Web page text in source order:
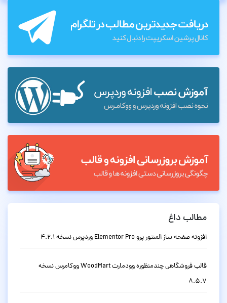
مطالب داغ
افزونه صفحه ساز المنتور پرو Elementor Pro وردپرس نسخه 4.2.1
قالب فروشگاهی چندمنظوره وودمارت WoodMart ووکامرس نسخه
8.5.7